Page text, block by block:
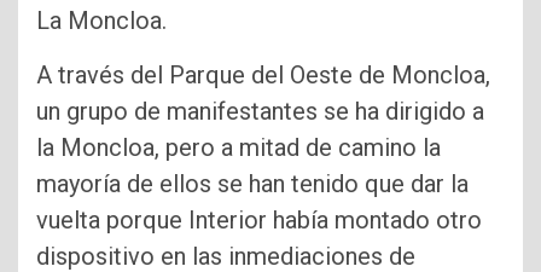
La Moncloa.
A través del Parque del Oeste de Moncloa,
un grupo de manifestantes se ha dirigido a
la Moncloa, pero a mitad de camino la
mayoría de ellos se han tenido que dar la
vuelta porque Interior había montado otro
dispositivo en las inmediaciones de